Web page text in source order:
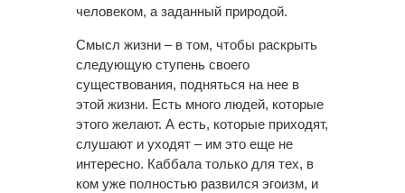
человеком, а заданный природой.
Смысл жизни – в том, чтобы раскрыть
следующую ступень своего
существования, подняться на нее в
этой жизни. Есть много людей, которые
этого желают. А есть, которые приходят,
слушают и уходят – им это еще не
интересно. Каббала только для тех, в
ком уже полностью развился эгоизм, и